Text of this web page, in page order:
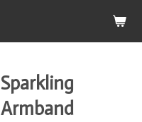
Sparkling
Armband